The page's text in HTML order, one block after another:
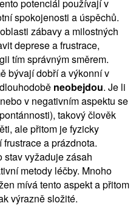
potenciál používají v
spokojenosti a úspěchů.
zábavy a milostných
deprese a frustrace,
tím správným směrem.
bývají dobří a výkonní v
neobejdou. Je li
v negativním aspektu se
takový člověk
ale přitom je fyzicky
a prázdnota.
stav vyžaduje zásah
metody léčby. Mnoho
mívá tento aspekt a přitom
výrazně složité.